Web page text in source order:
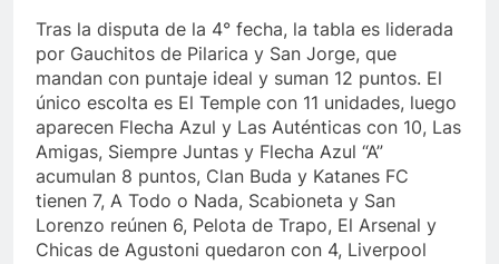
Tras la disputa de la 4° fecha, la tabla es liderada
por Gauchitos de Pilarica y San Jorge, que
mandan con puntaje ideal y suman 12 puntos. El
único escolta es El Temple con 11 unidades, luego
aparecen Flecha Azul y Las Auténticas con 10, Las
Amigas, Siempre Juntas y Flecha Azul “A”
acumulan 8 puntos, Clan Buda y Katanes FC
tienen 7, A Todo o Nada, Scabioneta y San
Lorenzo reúnen 6, Pelota de Trapo, El Arsenal y
Chicas de Agustoni quedaron con 4, Liverpool